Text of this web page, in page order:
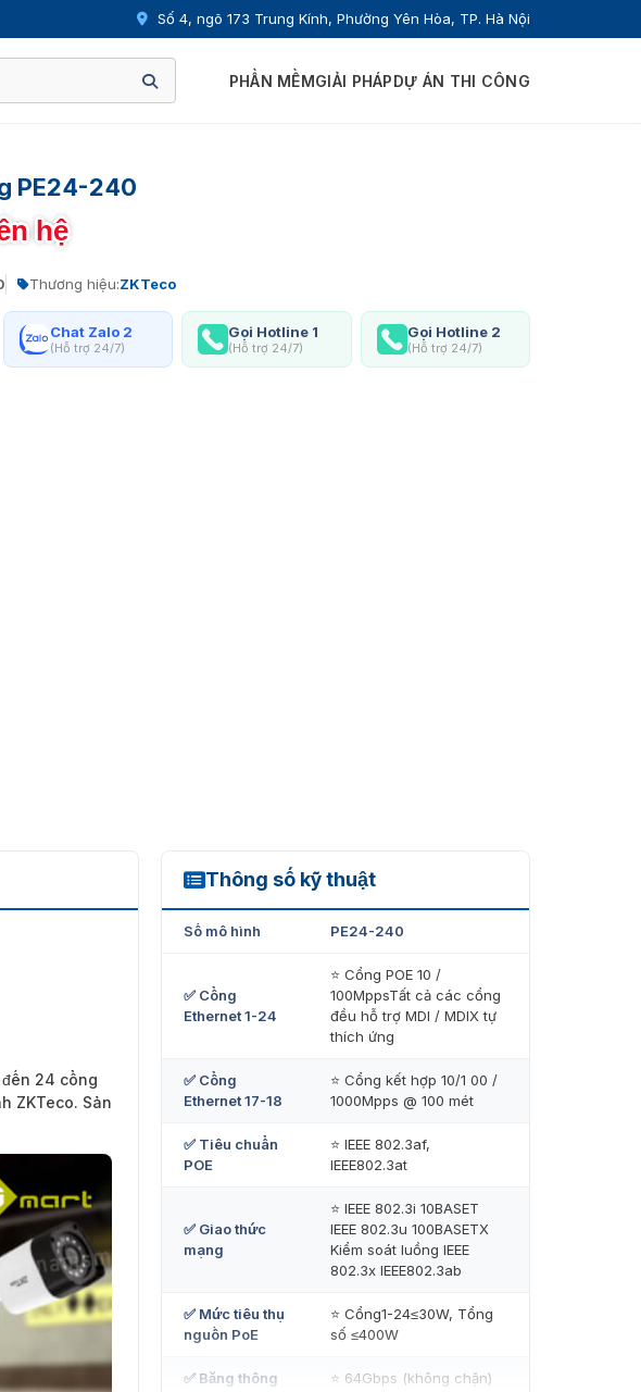
Số 4, ngõ 173 Trung Kính, Phường Yên Hòa, TP. Hà Nội
PHẦN MỀMGIẢI PHÁPDỰ ÁN THI CÔNG
PE24-240
hệ
Thương hiệu:ZKTeco
Chat Zalo 2
(Hỗ trợ 24/7)
Gọi Hotline 1
(Hỗ trợ 24/7)
Gọi Hotline 2
(Hỗ trợ 24/7)
24 cổng
ZKTeco. Sản
Thông số kỹ thuật
PE24-240
Số mô hình PE24-240
✅ Cổng
Ethernet 1-24
⭐ Cổng POE 10 /
100MppsTất cả các cổng
đều hỗ trợ MDI / MDIX tự
thích ứng
✅ Cổng
Ethernet 17-18
⭐ Cổng kết hợp 10/1 00 /
1000Mpps @ 100 mét
✅ Tiêu chuẩn
POE
⭐ IEEE 802.3af,
IEEE802.3at
✅ Giao thức
mạng
⭐ IEEE 802.3i 10BASET
IEEE 802.3u 100BASETX
Kiểm soát luồng IEEE
802.3x IEEE802.3ab
✅ Mức tiêu thụ
nguồn PoE
⭐ Cổng1-24≤30W, Tổng
số ≤400W
✅ Băng thông ⭐ 64Gbps (không chặn)